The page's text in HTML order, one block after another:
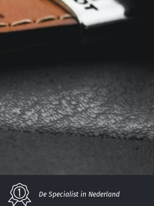
De Specialist in Nederland